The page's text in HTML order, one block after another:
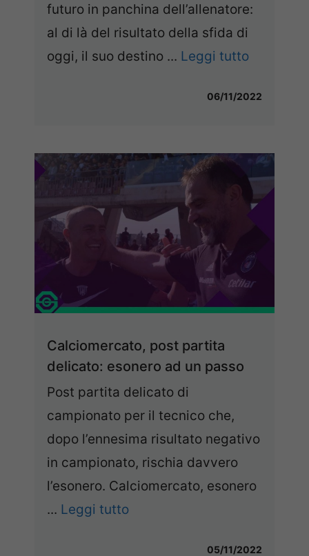
futuro in panchina dell’allenatore:
al di là del risultato della sfida di
oggi, il suo destino ... Leggi tutto
06/11/2022
Calciomercato, post partita
delicato: esonero ad un passo
Post partita delicato di
campionato per il tecnico che,
dopo l’ennesima risultato negativo
in campionato, rischia davvero
l’esonero. Calciomercato, esonero
... Leggi tutto
05/11/2022